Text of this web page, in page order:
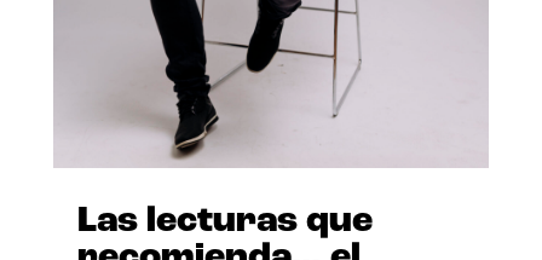
Las lecturas que